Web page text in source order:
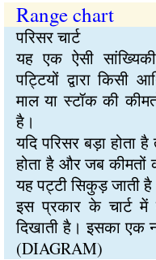
Range chart
परिसर चार्ट
यह एक ऐसी
पट्टियों द्वारा किसी
माल या स्टॉक की
है।
यदि परिसर बड़ा होता
होता है और जब कीमतों
यह पट्टी सिकुड़ जाती
इस प्रकार के चार्ट में
दिखाती है। इसका एक
(DIAGRAM)